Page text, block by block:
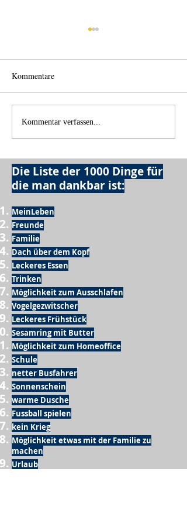
Wie schnell geht es?
Kommentare
Kommentar verfassen...
Die Liste der 1000 Dinge für
die man dankbar ist:
MeinLeben
Freunde
Familie
Dach über dem Kopf
Leckeres Essen
Trinken
Möglichkeit zum Ausschlafen
Vogelgezwitscher
Leckeres Frühstück
Sesamring mit Butter
Möglichkeit zum Homeoffice
Schule
netter Busfahrer
Sonnenschein
warme Dusche
Fussball spielen
kein Krieg
Möglichkeit etwas mit der Familie zu
machen
Urlaub